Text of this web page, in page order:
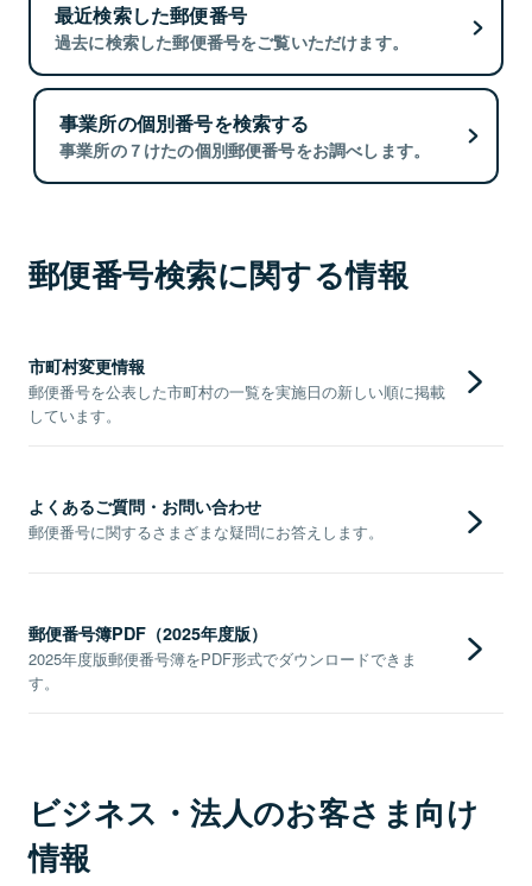
最近検索した郵便番号
過去に検索した郵便番号をご覧いただけます。
事業所の個別番号を検索する
事業所の７けたの個別郵便番号をお調べします。
郵便番号検索に関する情報
市町村変更情報
郵便番号を公表した市町村の一覧を実施日の新しい順に掲載
しています。
よくあるご質問・お問い合わせ
郵便番号に関するさまざまな疑問にお答えします。
郵便番号簿PDF（2025年度版）
2025年度版郵便番号簿をPDF形式でダウンロードできま
す。
ビジネス・法人のお客さま向け
情報